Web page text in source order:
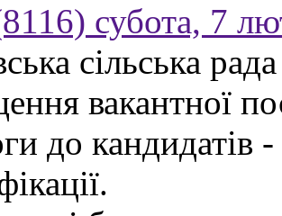
субота, 7
сільська
вакантної
до кандидатів -